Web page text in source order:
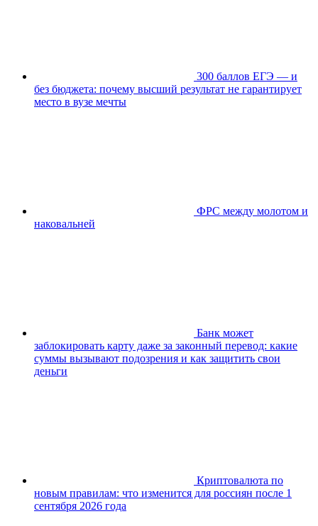
300 баллов ЕГЭ — и
без бюджета: почему высший результат не гарантирует
место в вузе мечты
ФРС между молотом и
наковальней
Банк может
заблокировать карту даже за законный перевод: какие
суммы вызывают подозрения и как защитить свои
деньги
Криптовалюта по
новым правилам: что изменится для россиян после 1
сентября 2026 года